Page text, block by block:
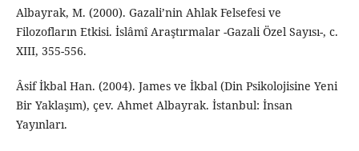
Albayrak, M. (2000). Gazali’nin Ahlak Felsefesi ve
Filozofların Etkisi. İslâmî Araştırmalar -Gazali Özel Sayısı-, c.
XIII, 355-556.
Âsif İkbal Han. (2004). James ve İkbal (Din Psikolojisine Yeni
Bir Yaklaşım), çev. Ahmet Albayrak. İstanbul: İnsan
Yayınları.